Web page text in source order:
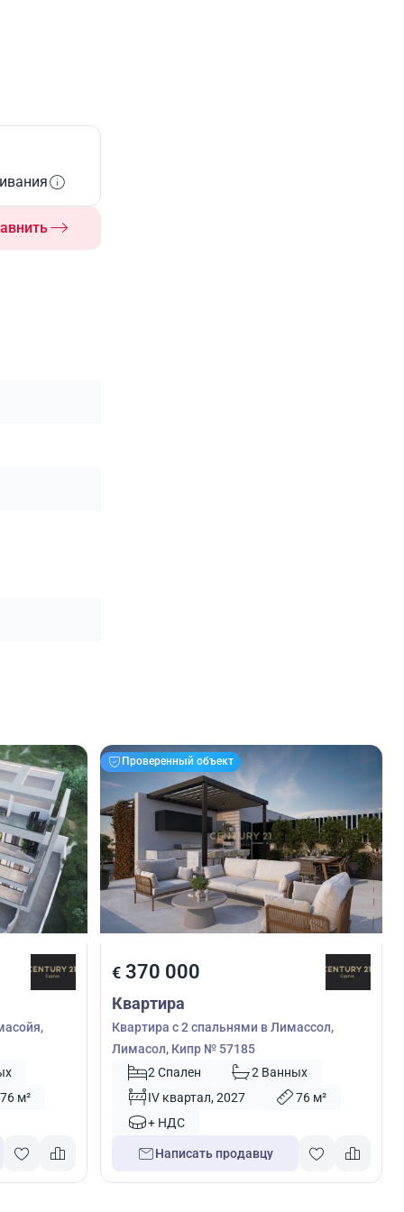
76 м²
Проверенный объект
€370 000
Квартира
Квартира с 2 спальнями в Лимассол,
Лимасол, Кипр № 57185
2 Спален
2 Ванных
IV квартал, 2027
76 м²
+ НДС
Написать продавцу